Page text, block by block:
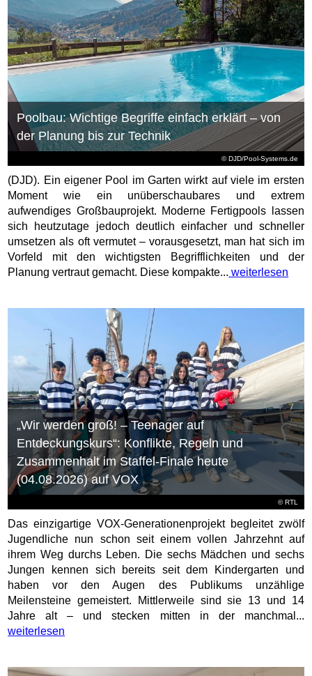
© DJD/Pool-Systems.de
Poolbau: Wichtige Begriffe einfach erklärt – von
der Planung bis zur Technik
(DJD). Ein eigener Pool im Garten wirkt auf viele im ersten
Moment wie ein unüberschaubares und extrem
aufwendiges Großbauprojekt. Moderne Fertigpools lassen
sich heutzutage jedoch deutlich einfacher und schneller
umsetzen als oft vermutet – vorausgesetzt, man hat sich im
Vorfeld mit den wichtigsten Begrifflichkeiten und der
Planung vertraut gemacht. Diese kompakte... weiterlesen
©RTL
„Wir werden groß! – Teenager auf
Entdeckungskurs“: Konflikte, Regeln und
Zusammenhalt im Staffel-Finale heute
(04.08.2026) auf VOX
Das einzigartige VOX-Generationenprojekt begleitet zwölf
Jugendliche nun schon seit einem vollen Jahrzehnt auf
ihrem Weg durchs Leben. Die sechs Mädchen und sechs
Jungen kennen sich bereits seit dem Kindergarten und
haben vor den Augen des Publikums unzählige
Meilensteine gemeistert. Mittlerweile sind sie 13 und 14
Jahre alt – und stecken mitten in der manchmal...
weiterlesen